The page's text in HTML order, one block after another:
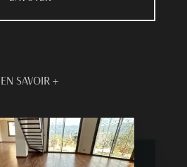
EN SAVOIR +